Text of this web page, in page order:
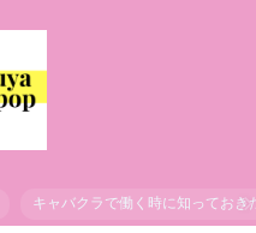
キャバクラで働く時に知っておき